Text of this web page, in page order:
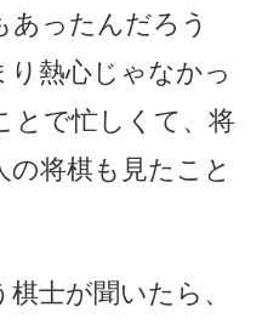
ったんだろう
熱心じゃなかっ
とで忙しくて、将
将棋も見たこと
士が聞いたら、